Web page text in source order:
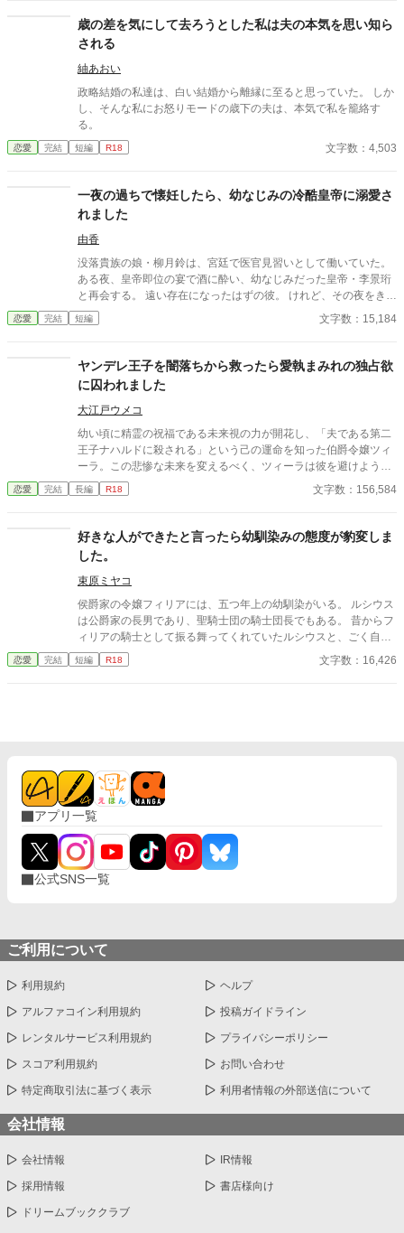
が、レイルドには隠している秘密……性癖があった。 ――君の××
××、触らせてもらえないだろうか？
歳の差を気にして去ろうとした私は夫の本気を思い知ら
される
紬あおい
政略結婚の私達は、白い結婚から離縁に至ると思っていた。 しか
し、そんな私にお怒りモードの歳下の夫は、本気で私を籠絡す
る。
恋愛 完結 短編 R18 文字数：4,503
一夜の過ちで懐妊したら、幼なじみの冷酷皇帝に溺愛さ
れました
由香
没落貴族の娘・柳月鈴は、宮廷で医官見習いとして働いていた。
ある夜、皇帝即位の宴で酒に酔い、幼なじみだった皇帝・李景珩
と再会する。 遠い存在になったはずの彼。 けれど、その夜をきっ
かけに月鈴の運命は大きく動き出す。 冷酷と恐れられる皇帝が、
なぜか彼女だけには甘すぎて――。
恋愛 完結 短編 文字数：15,184
ヤンデレ王子を闇落ちから救ったら愛執まみれの独占欲
に囚われました
大江戸ウメコ
幼い頃に精霊の祝福である未来視の力が開花し、「夫である第二
王子ナハルドに殺される」という己の運命を知った伯爵令嬢ツィ
ーラ。この悲惨な未来を変えるべく、ツィーラは彼を避けようと
したが、ひょんなことから婚約者に選ばれてしまった！ なら
ば、ナハルドが将来闇落ちしないよう、側で彼を支えることを決
えてくるほど、ナハルドとの関係は良好になった。だけど、彼の
並々ならぬ執着心のすべてを、ツィーラはまだ知らなくて――
恋愛 完結 長編 R18 文字数：156,584
好きな人ができたと言ったら幼馴染みの態度が豹変しま
した。
束原ミヤコ
侯爵家の令嬢フィリアには、五つ年上の幼馴染がいる。 ルシウス
は公爵家の長男であり、聖騎士団の騎士団長でもある。 昔からフ
ィリアの騎士として振る舞ってくれていたルシウスと、ごく自然
に婚約者になっていた。 しかし、ある日の夜会で、「ルシウス様
はわがままな妹と結婚をしなければならず、可哀想」という噂話
恋愛 完結 短編 R18 文字数：16,426
アプリ一覧
公式SNS一覧
ご利用について
利用規約 ヘルプ
アルファコイン利用規約 投稿ガイドライン
レンタルサービス利用規約 プライバシーポリシー
スコア利用規約 お問い合わせ
特定商取引法に基づく表示 利用者情報の外部送信について
会社情報
会社情報 IR情報
採用情報 書店様向け
ドリームブッククラブ